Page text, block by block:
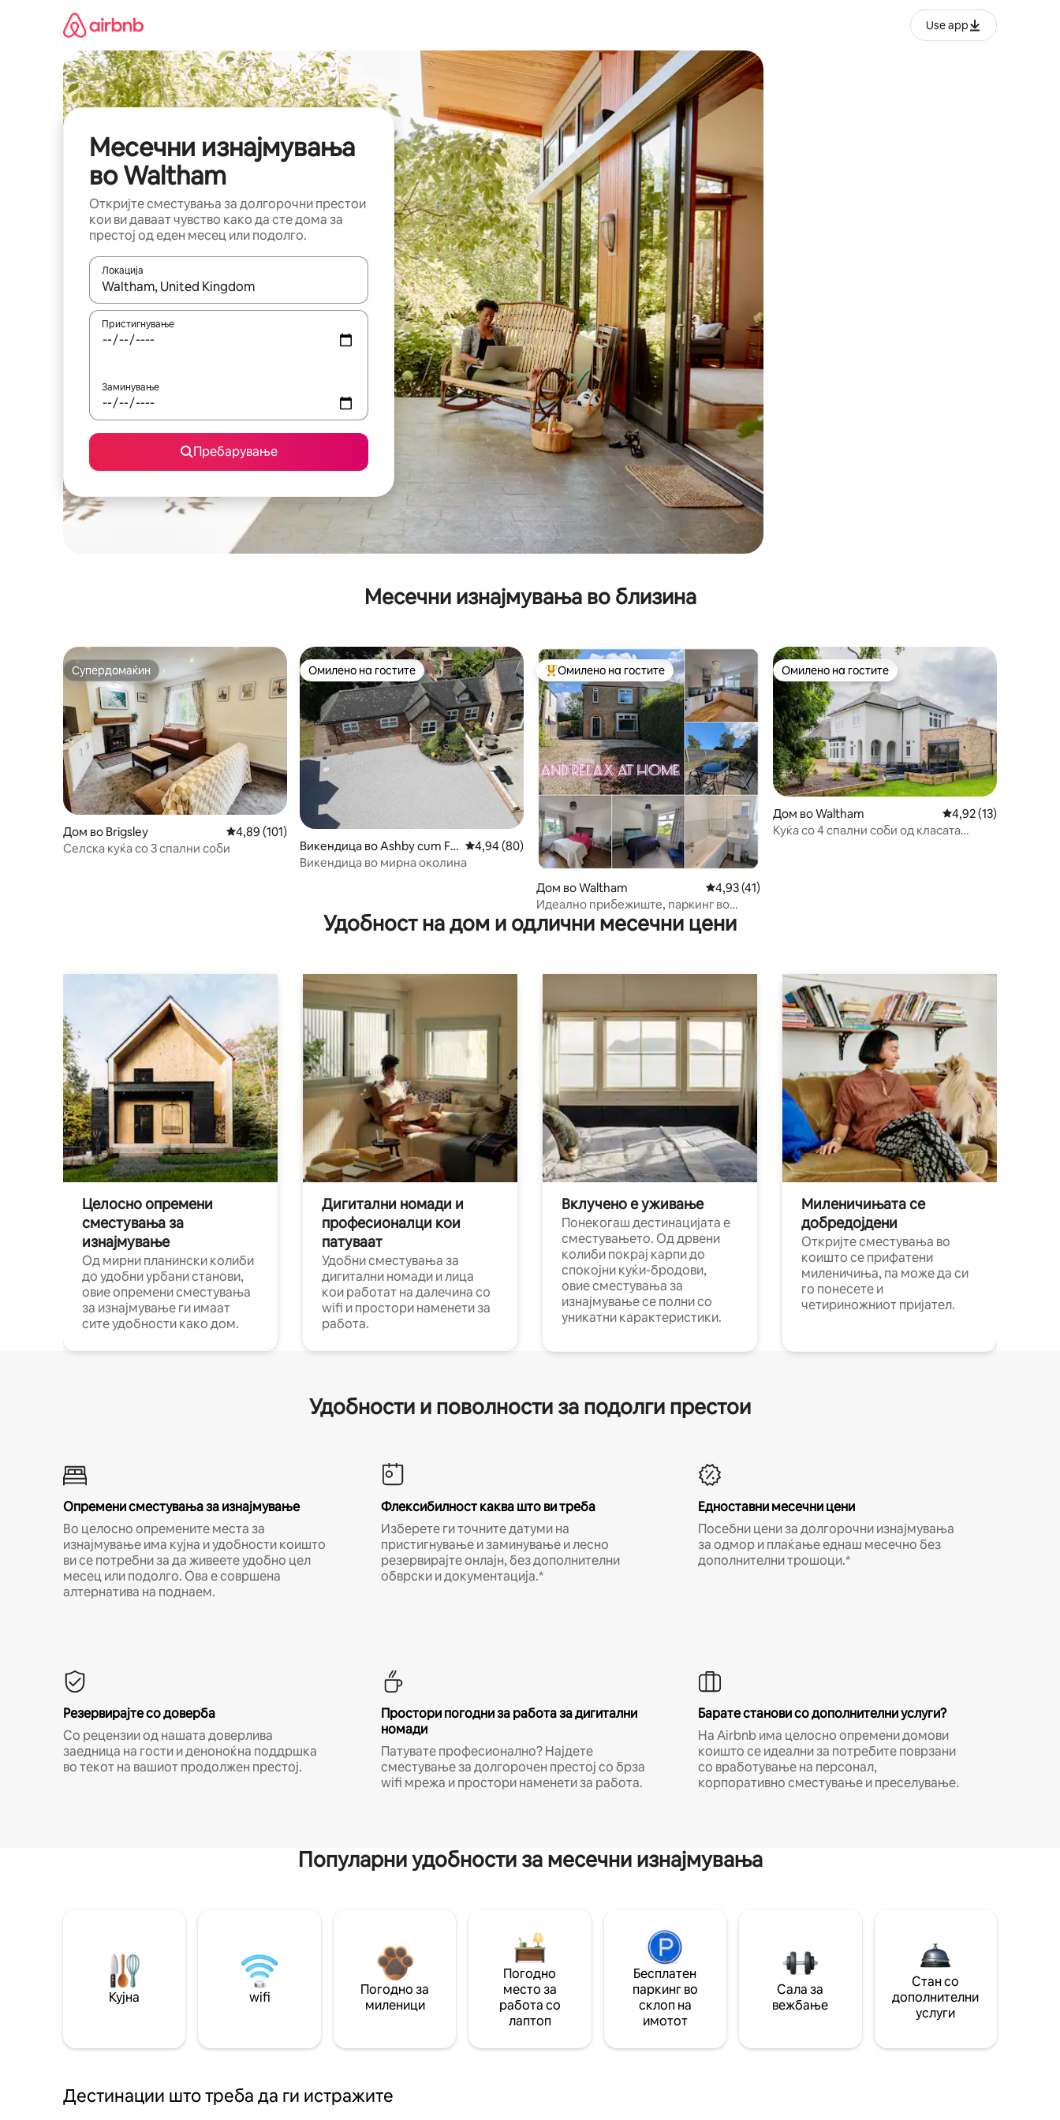
Use app
Месечни изнајмувања
во Waltham
Откријте сместувања за долгорочни престои
кои ви даваат чувство како да сте дома за
престој од еден месец или подолго.
Локација
Кога резултатите се достапни, движете се со копчињата со стрелки нагоре и надолу или истражувајте со допирање или со лизгање.
Пристигнување
Заминување
Пребарување
Месечни изнајмувања во близина
Супердомаќин
Супердомаќин
Дом во Brigsley Просечна оцена: 4,89 од 5, 101 рецензии
4,89 (101)
Селска куќа со 3 спални соби
Омилено на гостите
Омилено на гостите
Викендица во Ashby cum Fe
nby
Просечна оцена: 4,94 од 5, 80 рецензии
4,94 (80)
Викендица во мирна околина
Меѓу најуспешните „Омилени на гостите“
Омилено на гостите
Дом во Waltham Просечна оцена: 4,93 од 5, 41 рецензии
4,93 (41)
Идеално прибежиште, паркинг во
градината на Waltham Cleethorpes
Омилено на гостите
Омилено на гостите
Дом во Waltham Просечна оцена:
4,92 (13)
Куќа со 4 спални соби од класата
Удобност на дом и одлични месечни цени
Целосно опремени
сместувања за
изнајмување
Од мирни планински колиби
до удобни урбани станови,
овие опремени сместувања
за изнајмување ги имаат
сите удобности како дом.
Дигитални номади и
професионалци кои
патуваат
Удобни сместувања за
дигитални номади и лица
кои работат на далечина со
wifi и простори наменети за
работа.
Вклучено е уживање
Понекогаш дестинацијата е
сместувањето. Од дрвени
колиби покрај карпи до
спокојни куќи-бродови,
овие сместувања за
изнајмување се полни со
уникатни карактеристики.
Миленичињата се
добредојдени
Откријте сместувања во
коишто се прифатени
миленичиња, па може да си
го понесете и
четириножниот пријател.
Удобности и поволности за подолги престои
Опремени сместувања за изнајмување
Во целосно опремените места за
изнајмување има кујна и удобности коишто
ви се потребни за да живеете удобно цел
месец или подолго. Ова е совршена
алтернатива на поднаем.
Флексибилност каква што ви треба
Изберете ги точните датуми на
пристигнување и заминување и лесно
резервирајте онлајн, без дополнителни
обврски и документација.*
Едноставни месечни цени
Посебни цени за долгорочни изнајмувања
за одмор и плаќање еднаш месечно без
дополнителни трошоци.*
Резервирајте со доверба
Со рецензии од нашата доверлива
заедница на гости и деноноќна поддршка
во текот на вашиот продолжен престој.
Простори погодни за работа за дигитални
номади
Патувате професионално? Најдете
сместување за долгорочен престој со брза
wifi мрежа и простори наменети за работа.
Барате станови со дополнителни услуги?
На Airbnb има целосно опремени домови
коишто се идеални за потребите поврзани
со вработување на персонал,
корпоративно сместување и преселување.
Популарни удобности за месечни изнајмувања
Кујна wifi
Погодно за
миленици
Погодно
место за
работа со
лаптоп
Бесплатен
паркинг во
склоп на
имотот
Сала за
вежбање
Стан со
дополнителни
услуги
Дестинации што треба да ги истражите